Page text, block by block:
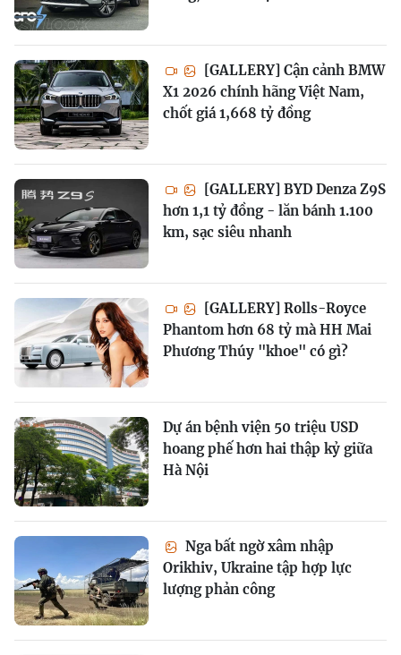
[GALLERY] Cận cảnh BMW
X1 2026 chính hãng Việt Nam,
chốt giá 1,668 tỷ đồng
[GALLERY] BYD Denza Z9S
hơn 1,1 tỷ đồng - lăn bánh 1.100
km, sạc siêu nhanh
[GALLERY] Rolls-Royce
Phantom hơn 68 tỷ mà HH Mai
Phương Thúy "khoe" có gì?
Dự án bệnh viện 50 triệu USD
hoang phế hơn hai thập kỷ giữa
Hà Nội
Nga bất ngờ xâm nhập
Orikhiv, Ukraine tập hợp lực
lượng phản công